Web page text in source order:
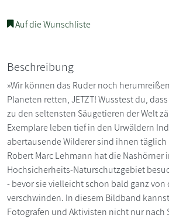
Auf die Wunschliste
Beschreibung
»Wir können das Ruder noch
Planeten retten, JETZT! Wusstest du,
zu den seltensten Säugetieren der Welt
Exemplare leben tief in den Urwäldern
abertausende Wilderer sind ihnen täglich
Robert Marc Lehmann hat die Nashörner
Hochsicherheits-Naturschutzgebiet
- bevor sie vielleicht schon bald ganz von
verschwinden. In diesem Bildband
Fotografen und Aktivisten nicht nur nach